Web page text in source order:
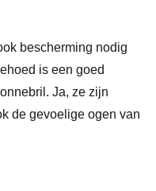
bescherming nodig
is een goed
Ja, ze zijn
de gevoelige ogen van